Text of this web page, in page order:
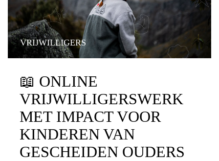
VRIJWILLIGERS
📖 ONLINE
VRIJWILLIGERSWERK
MET IMPACT VOOR
KINDEREN VAN
GESCHEIDEN OUDERS